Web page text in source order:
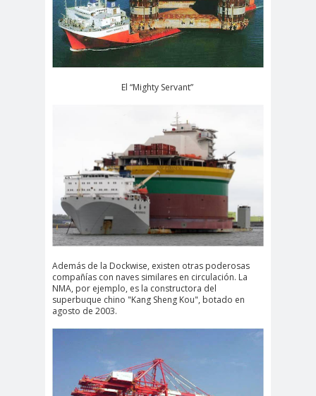
El “Mighty Servant”
Además de la Dockwise, existen otras poderosas
compañías con naves similares en circulación. La
NMA, por ejemplo, es la constructora del
superbuque chino "Kang Sheng Kou", botado en
agosto de 2003.